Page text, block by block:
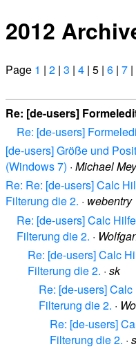
2012
Page 1 | 2 | 3 | 4 | 5 | 6 | 7 |
Re: [de-users]
Re: [de-users]
[de-users] Größe und
(Windows 7) · Michael
Re: Re: [de-users] Calc
Filterung die 2. · webentry
Re: [de-users] Calc
Filterung die 2. ·
Re: [de-users] Calc
Filterung die 2. · sk
Re: [de-users]
Filterung die 2. ·
Re: [de-users]
Filterung die 2. ·